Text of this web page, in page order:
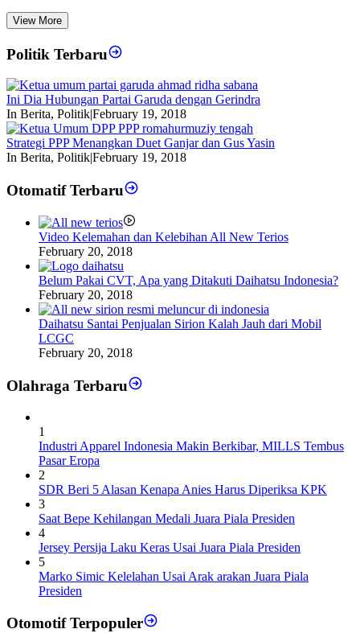
View More
Politik Terbaru
Ini Dia Hubungan Partai Garuda dengan Gerindra
In Berita, Politik|February 19, 2018
Strategi PPP Menangkan Duet Ganjar dan Gus Yasin
In Berita, Politik|February 19, 2018
Otomatif Terbaru
Video Kelemahan dan Kelebihan All New Terios
February 20, 2018
Belum Pakai CVT, Apa yang Ditakuti Daihatsu Indonesia?
February 20, 2018
Daihatsu Santai Penjualan Sirion Kalah Jauh dari Mobil
LCGC
February 20, 2018
Olahraga Terbaru
1
Industri Apparel Indonesia Makin Berkibar, MILLS Tembus
Pasar Eropa
2
SDR Beri 5 Alasan Kenapa Anies Harus Diperiksa KPK
3
Saat Bepe Kehilangan Medali Juara Piala Presiden
4
Jersey Persija Laku Keras Usai Juara Piala Presiden
5
Marko Simic Kelelahan Usai Arak arakan Juara Piala
Presiden
Otomotif Terpopuler